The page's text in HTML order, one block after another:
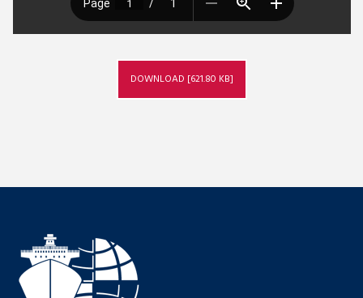
DOWNLOAD [621.80 KB]